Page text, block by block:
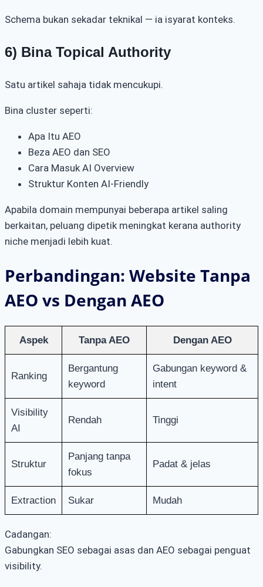
Schema bukan sekadar teknikal — ia isyarat konteks.
6) Bina Topical Authority
Satu artikel sahaja tidak mencukupi.
Bina cluster seperti:
Apa Itu AEO
Beza AEO dan SEO
Cara Masuk AI Overview
Struktur Konten AI-Friendly
Apabila domain mempunyai beberapa artikel saling
berkaitan, peluang dipetik meningkat kerana authority
niche menjadi lebih kuat.
Perbandingan: Website Tanpa
AEO vs Dengan AEO
Aspek Tanpa AEO Dengan AEO
Ranking
Bergantung
keyword
Gabungan keyword &
intent
Visibility
AI
Rendah Tinggi
Struktur
Panjang tanpa
fokus
Padat & jelas
Extraction Sukar Mudah
Cadangan:
Gabungkan SEO sebagai asas dan AEO sebagai penguat
visibility.